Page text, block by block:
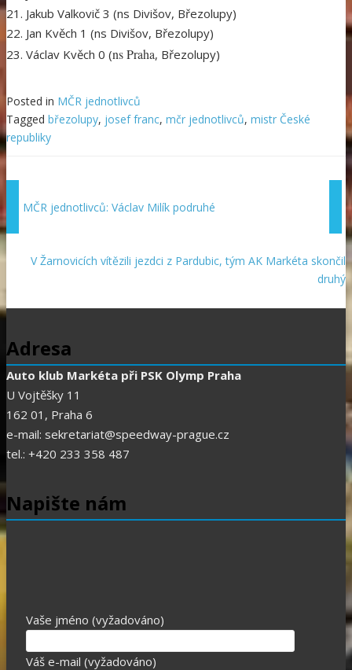
21. Jakub Valkovič 3 (ns Divišov, Březolupy)
22. Jan Kvěch 1 (ns Divišov, Březolupy)
23. Václav Kvěch 0 (ns Praha, Březolupy)
Posted in MČR jednotlivců
Tagged březolupy, josef franc, mčr jednotlivců, mistr České
republiky
MČR jednotlivců: Václav Milík podruhé
V Žarnovicích vítězili jezdci z Pardubic, tým AK Markéta skončil
druhý
Adresa
Auto klub Markéta při PSK Olymp Praha
U Vojtěšky 11
162 01, Praha 6
e-mail: sekretariat@speedway-prague.cz
tel.: +420 233 358 487
Napište nám
Vaše jméno (vyžadováno)
Váš e-mail (vyžadováno)